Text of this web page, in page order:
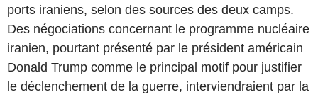
ports iraniens, selon des sources des deux camps.
Des négociations concernant le programme nucléaire
iranien, pourtant présenté par le président américain
Donald Trump comme le principal motif pour justifier
le déclenchement de la guerre, interviendraient par la